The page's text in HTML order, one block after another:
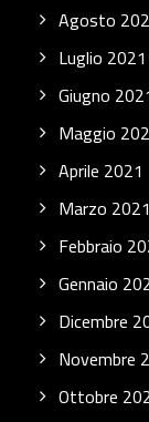
Agosto
Luglio 2021
Giugno
Maggio
Aprile 2021
Marzo 2021
Febbraio
Gennaio
Dicembre
Novembre
Ottobre